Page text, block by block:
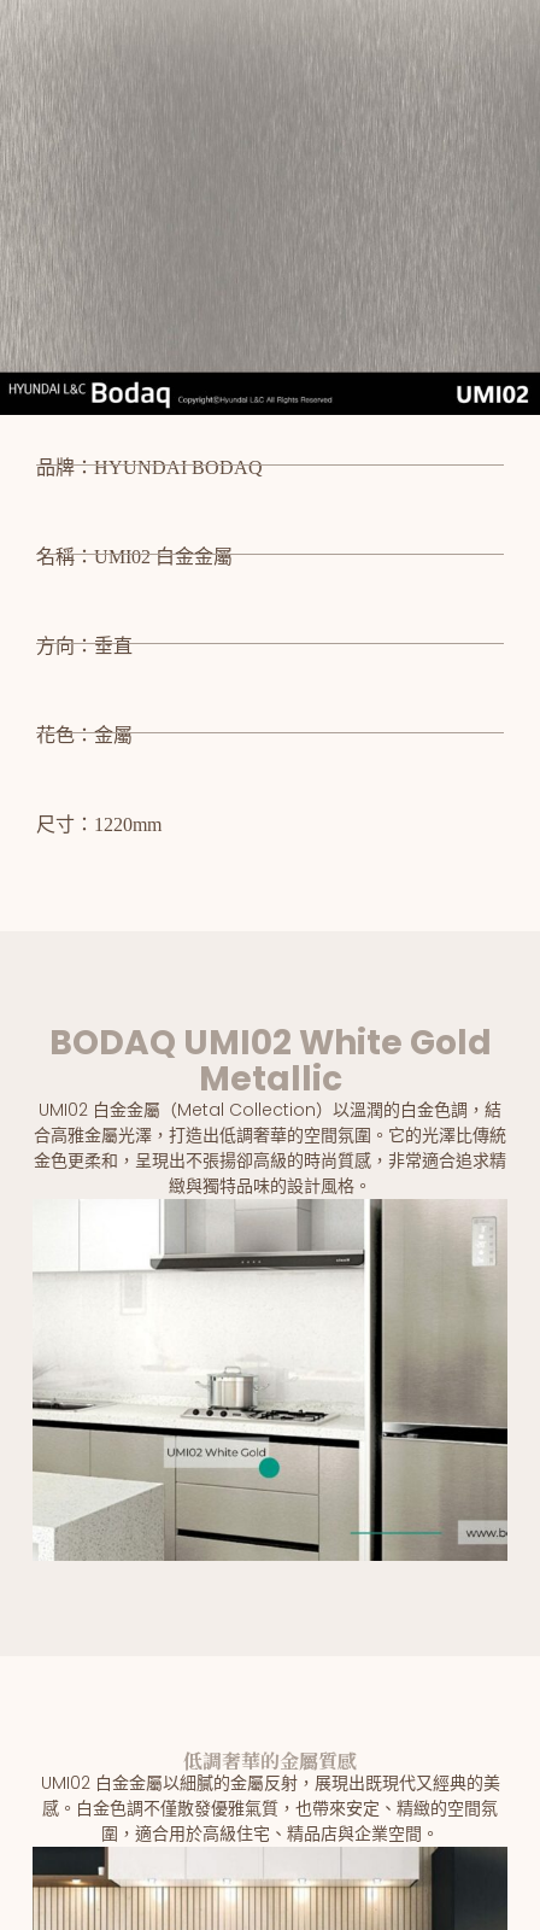
品牌：HYUNDAI BODAQ
名稱：UMI02 白金金屬
方向：垂直
花色：金屬
尺寸：1220mm
BODAQ UMI02 White Gold
Metallic
UMI02 白金金屬（Metal Collection）以溫潤的白金色調，結
合高雅金屬光澤，打造出低調奢華的空間氛圍。它的光澤比傳統
金色更柔和，呈現出不張揚卻高級的時尚質感，非常適合追求精
緻與獨特品味的設計風格。
低調奢華的金屬質感
UMI02 白金金屬以細膩的金屬反射，展現出既現代又經典的美
感。白金色調不僅散發優雅氣質，也帶來安定、精緻的空間氛
圍，適合用於高級住宅、精品店與企業空間。